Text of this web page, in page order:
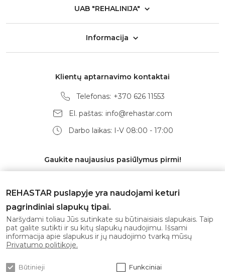
UAB "REHALINIJA"
Informacija
Klientų aptarnavimo kontaktai
Telefonas: +370 626 11553
El. paštas: info@rehastar.com
Darbo laikas: I-V 08:00 - 17:00
Gaukite naujausius pasiūlymus pirmi!
Prenumeruoti
Sutinku su privatumo politika
REHASTAR puslapyje yra naudojami keturi
pagrindiniai slapukų tipai.
Naršydami toliau Jūs sutinkate su būtinaisiais slapukais. Taip
pat galite sutikti ir su kitų slapukų naudojimu. Išsami
informacija apie slapukus ir jų naudojimo tvarką mūsų
Privatumo politikoje.
Būtinieji Funkciniai